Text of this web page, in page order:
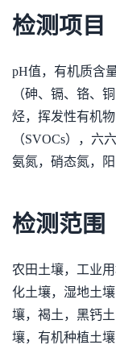
检测项目
pH值，有机质含
（砷、镉、铬、
烃，挥发性有机
（SVOCs），六
氨氮，硝态氮，
检测范围
农田土壤，工业
化土壤，湿地土
壤，褐土，黑钙
壤，有机种植土